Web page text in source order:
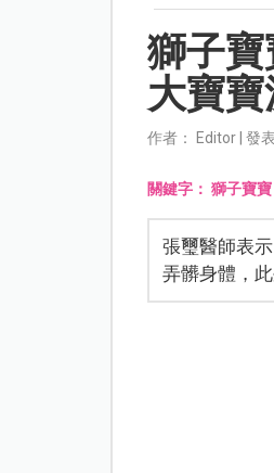
獅子
大寶
作者： Editor | 發
關鍵字：獅子寶寶
張璽醫師表
弄髒身體，